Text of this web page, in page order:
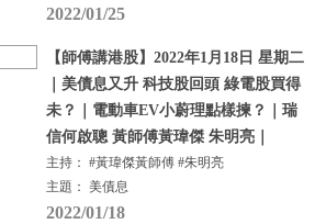
2022/01/25
【師傅講港股】2022年1月18日 星期二
｜美債息又升 科技股回頭 綠電股買得
未？｜電動車EV小蔚理點樣揀？｜瑞
信何啟聰 黃師傅黃瑋傑 朱明亮｜
主持： #黃瑋傑黃師傅 #朱明亮
主題： 美債息
2022/01/18